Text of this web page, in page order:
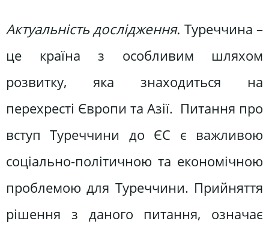
Актуальність дослідження. Туреччина –
це країна з особливим шляхом
розвитку, яка знаходиться на
перехресті Європи та Азії. Питання про
вступ Туреччини до ЄС є важливою
соціально-політичною та економічною
проблемою для Туреччини. Прийняття
рішення з даного питання, означає